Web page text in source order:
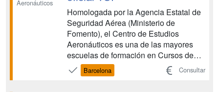
Aeronáuticos
Homologada por la Agencia Estatal de
Seguridad Aérea (Ministerio de
Fomento), el Centro de Estudios
Aeronáuticos es una de las mayores
escuelas de formación en Cursos de
Tripulante de Cabina de Pasajeros y
Cursos de Técnicos de Operaciones
Barcelona Consultar